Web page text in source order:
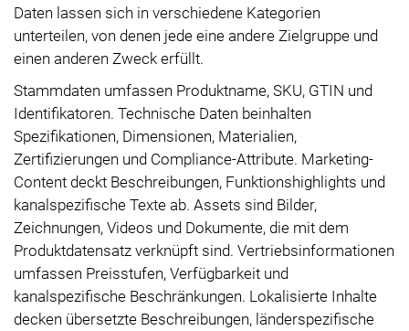
Daten lassen sich in verschiedene Kategorien
unterteilen, von denen jede eine andere Zielgruppe und
einen anderen Zweck erfüllt.
Stammdaten umfassen Produktname, SKU, GTIN und
Identifikatoren. Technische Daten beinhalten
Spezifikationen, Dimensionen, Materialien,
Zertifizierungen und Compliance-Attribute. Marketing-
Content deckt Beschreibungen, Funktionshighlights und
kanalspezifische Texte ab. Assets sind Bilder,
Zeichnungen, Videos und Dokumente, die mit dem
Produktdatensatz verknüpft sind. Vertriebsinformationen
umfassen Preisstufen, Verfügbarkeit und
kanalspezifische Beschränkungen. Lokalisierte Inhalte
decken übersetzte Beschreibungen, länderspezifische